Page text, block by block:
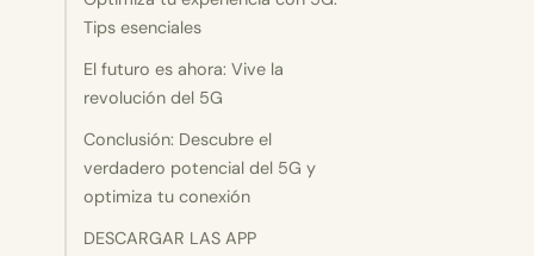
Tips esenciales
El futuro es ahora: Vive la
revolución del 5G
Conclusión: Descubre el
verdadero potencial del 5G y
optimiza tu conexión
DESCARGAR LAS APP